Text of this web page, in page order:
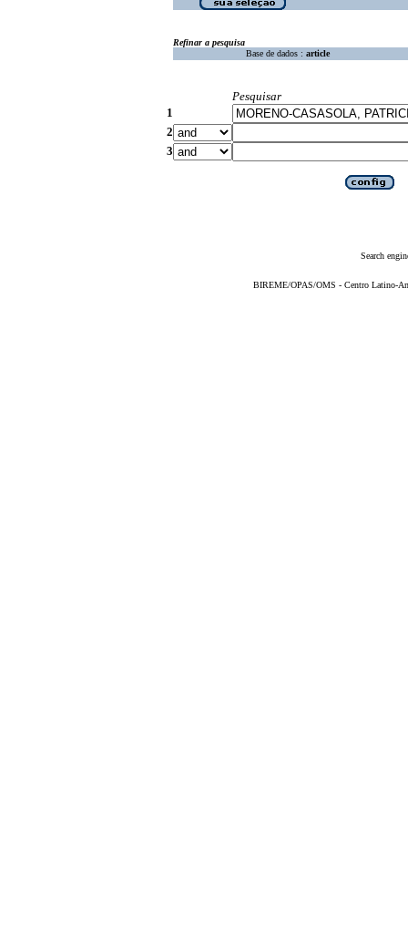
Refinar a pesquisa
Base de dados : article
Pesquisar
1
2
3
Search
BIREME/OPAS/OMS - Centro Latino-